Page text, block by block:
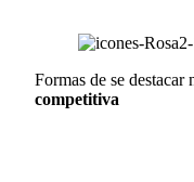
Formas de se destacar
competitiva